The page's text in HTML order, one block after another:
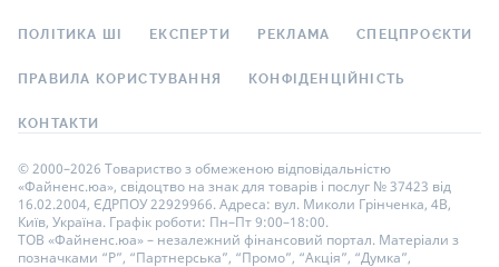
ПОЛІТИКА ШІ ЕКСПЕРТИ РЕКЛАМА СПЕЦПРОЄКТИ
ПРАВИЛА КОРИСТУВАННЯ КОНФІДЕНЦІЙНІСТЬ
КОНТАКТИ
© 2000–2026 Товариство з обмеженою відповідальністю
«Файненс.юа», свідоцтво на знак для товарів і послуг № 37423 від
16.02.2004, ЄДРПОУ 22929966. Адреса: вул. Миколи Грінченка, 4В,
Київ, Україна. Графік роботи: Пн–Пт 9:00–18:00.
ТОВ «Файненс.юа» – незалежний фінансовий портал. Матеріали з
позначками “Р”, “Партнерська”, “Промо”, “Акція”, “Думка”,